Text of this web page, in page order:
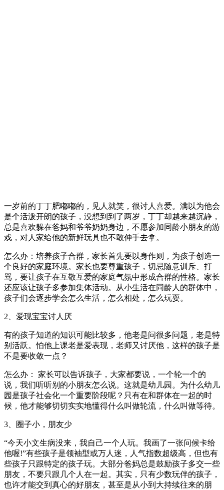
一岁前的丁丁肥嘟嘟的，见人就笑，很讨人喜爱。满以为他会
是个活泼开朗的孩子，没想到到了两岁，丁丁却越来越沉静，
总是喜欢躲在爸妈和爷爷奶奶身边，不愿参加同龄小朋友的游
戏，对人家给他的新鲜玩具也不敢伸手去拿。
怎么办：培养孩子合群，家长首先要以身作则，为孩子创造一
个良好的家庭环境。家长也要尊重孩子，切忌随意训斥、打
骂，要让孩子在互敬互爱的家庭气氛中形成合群的性格。家长
还应该让孩子多参加集体活动。从小生活在同龄人的群体中，
孩子们会逐步学会怎么生活，怎么相处，怎么玩耍。
2、爱现宝宝讨人厌
有的孩子知道的知识可能比较多，他老是问很多问题，老是特
别活跃。怕他上课老是爱表现，老师又讨厌他，这样的孩子是
不是要收敛一点？
怎么办： 家长可以告诉孩子，大家都要说，一个轮一个的
说，我们听听别的小朋友怎么说。这就是幼儿园。为什么幼儿
园是孩子社会化一个重要阶段呢？只有在和群体在一起的时
候，他才能够切切实实地懂得什么叫做轮流，什么叫做等待。
3、圈子小，朋友少
“今天小文生病没来，我自己一个人玩。我画了一张问候卡给
他喔!”有些孩子是领袖型或万人迷，人气指数超级高，但也有
些孩子只跟特定的孩子玩。大部分爸妈总是鼓励孩子多交一些
朋友，不要只跟几个人在一起。其实，只有少数玩伴的孩子，
也许才能交到真心的好朋友，甚至是从小到大持续往来的朋